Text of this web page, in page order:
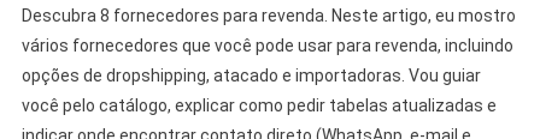
Descubra 8 fornecedores para revenda. Neste artigo, eu mostro
vários fornecedores que você pode usar para revenda, incluindo
opções de dropshipping, atacado e importadoras. Vou guiar
você pelo catálogo, explicar como pedir tabelas atualizadas e
indicar onde encontrar contato direto (WhatsApp, e-mail e